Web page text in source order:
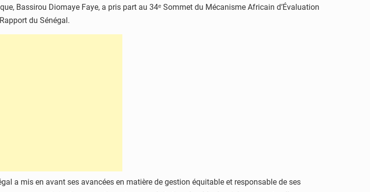
Bassirou Diomaye Faye, a pris part au 34ᵉ Sommet du Mécanisme Africain d’Évaluation
du Sénégal.
a mis en avant ses avancées en matière de gestion équitable et responsable de ses